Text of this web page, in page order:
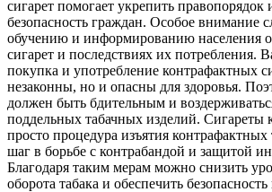
сигарет помогает укрепить правопорядок
безопасность граждан. Особое внимание
обучению и информированию населения
сигарет и последствиях их потребления.
покупка и употребление контрафактных
незаконны, но и опасны для здоровья.
должен быть бдительным и
поддельных табачных изделий. Сигареты
просто процедура изъятия
шаг в борьбе с контрабандой и защитой
Благодаря таким мерам можно снизить
оборота табака и обеспечить